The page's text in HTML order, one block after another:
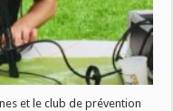
et le club de prévention